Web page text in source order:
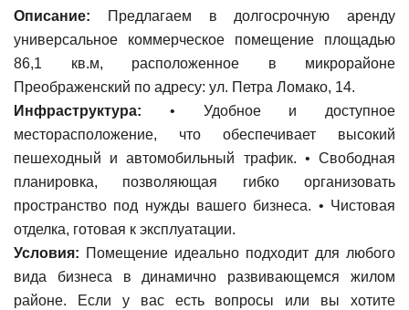
Описание: Предлагаем в долгосрочную аренду
универсальное коммерческое помещение площадью
86,1 кв.м, расположенное в микрорайоне
Преображенский по адресу: ул. Петра Ломако, 14.
Инфраструктура: • Удобное и доступное
месторасположение, что обеспечивает высокий
пешеходный и автомобильный трафик. • Свободная
планировка, позволяющая гибко организовать
пространство под нужды вашего бизнеса. • Чистовая
отделка, готовая к эксплуатации.
Условия: Помещение идеально подходит для любого
вида бизнеса в динамично развивающемся жилом
районе. Если у вас есть вопросы или вы хотите